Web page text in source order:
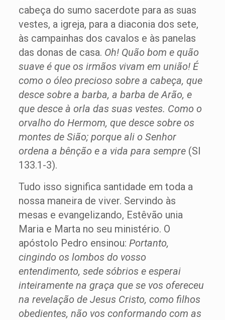
cabeça do sumo sacerdote para as suas
vestes, a igreja, para a diaconia dos sete,
às campainhas dos cavalos e às panelas
das donas de casa. Oh! Quão bom e quão
suave é que os irmãos vivam em união! É
como o óleo precioso sobre a cabeça, que
desce sobre a barba, a barba de Arão, e
que desce à orla das suas vestes. Como o
orvalho do Hermom, que desce sobre os
montes de Sião; porque ali o Senhor
ordena a bênção e a vida para sempre (Sl
133.1-3).
Tudo isso significa santidade em toda a
nossa maneira de viver. Servindo às
mesas e evangelizando, Estêvão unia
Maria e Marta no seu ministério. O
apóstolo Pedro ensinou: Portanto,
cingindo os lombos do vosso
entendimento, sede sóbrios e esperai
inteiramente na graça que se vos ofereceu
na revelação de Jesus Cristo, como filhos
obedientes, não vos conformando com as